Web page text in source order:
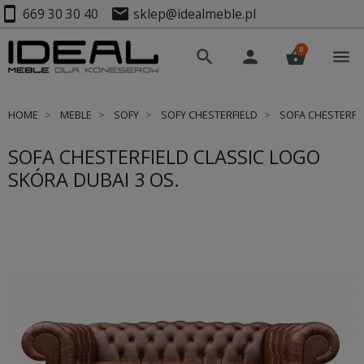
smartphone 669 30 30 40 mail sklep@idealmeble.pl
search person shopping_basket
0 menu
HOME MEBLE SOFY SOFY CHESTERFIELD SOFA
SOFA CHESTERFIELD CLASSIC LOGO
SKÓRA DUBAI 3 OS.